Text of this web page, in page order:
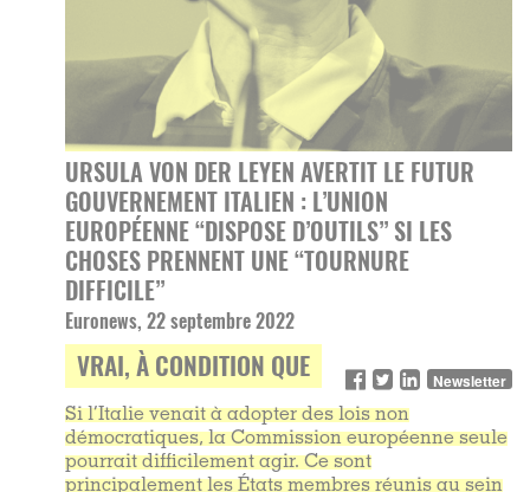
URSULA VON DER LEYEN AVERTIT LE FUTUR
GOUVERNEMENT ITALIEN : L’UNION
EUROPÉENNE “DISPOSE D’OUTILS” SI LES
CHOSES PRENNENT UNE “TOURNURE
DIFFICILE”
Euronews, 22 septembre 2022
VRAI, À CONDITION QUE Newsletter
Si l’Italie venait à adopter des lois non
démocratiques, la Commission européenne seule
pourrait difficilement agir. Ce sont
principalement les États membres réunis au sein